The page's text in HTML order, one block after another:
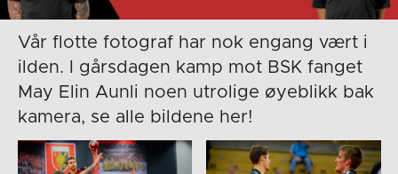
Vår flotte fotograf har nok engang vært i
ilden. I gårsdagen kamp mot BSK fanget
May Elin Aunli noen utrolige øyeblikk bak
kamera, se alle bildene her!